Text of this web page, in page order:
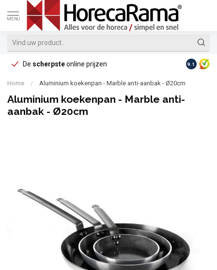
MENU
De scherpsteonline prijzen Op
9.1
Home / Aluminium koekenpan - Marble anti-aanbak - Ø20cm
Aluminium koekenpan - Marble anti-
aanbak - Ø20cm